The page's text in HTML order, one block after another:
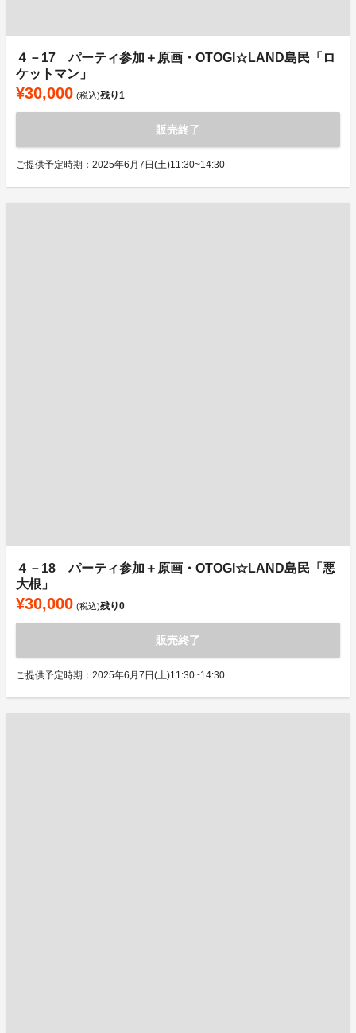
４－17 パーティ参加＋原画・OTOGI☆LAND島民「ロ
ケットマン」
¥30,000 (税込)残り1
販売終了
ご提供予定時期：2025年6月7日(土)11:30~14:30
４－18 パーティ参加＋原画・OTOGI☆LAND島民「悪
大根」
¥30,000 (税込)残り0
販売終了
ご提供予定時期：2025年6月7日(土)11:30~14:30